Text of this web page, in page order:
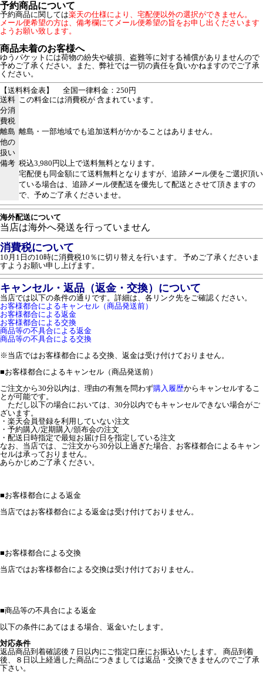
予約商品について
予約商品に関しては楽天の仕様により、宅配便以外の選択ができません。
メール便希望の方は、備考欄にてメール便希望の旨をお申し出くださいます
ようお願い致します。
商品未着のお客様へ
ゆうパケットには荷物の紛失や破損、盗難等に対する補償がありませんので
予めご了承ください。また、弊社では一切の責任を負いかねますのでご了承
ください。
【送料料金表】
全国一律料金：250円
送料
分消
費税
この料金には消費税が 含まれています。
離島
他の
扱い
離島・一部地域でも追加送料がかかることはありません。
備考 税込3,980円以上で送料無料となります。
宅配便も同金額にて送料無料となりますが、追跡メール便をご選択頂い
ている場合は、追跡メール便配送を優先して配送とさせて頂きますの
で、予めご了承くださいませ。
海外配送について
当店は海外へ発送を行っていません
消費税について
10月1日の10時に消費税10％に切り替えを行います。 予めご了承くださいま
すようお願い申し上げます。
キャンセル・返品（返金・交換）について
当店では以下の条件の通りです。詳細は、各リンク先をご確認ください。
お客様都合によるキャンセル（商品発送前）
お客様都合による返金
お客様都合による交換
商品等の不具合による返金
商品等の不具合による交換
※当店ではお客様都合による交換、返金は受け付けておりません。
■お客様都合によるキャンセル（商品発送前）
ご注文から30分以内は、理由の有無を問わず購入履歴からキャンセルするこ
とが可能です。
ただし以下の場合においては、30分以内でもキャンセルできない場合がご
ざいます。
・楽天会員登録を利用していない注文
・予約購入/定期購入/頒布会の注文
・配送日時指定で最短お届け日を指定している注文
なお、当店では、ご注文から30分以上過ぎた場合、お客様都合によるキャン
セルは承っておりません。
あらかじめご了承ください。
■お客様都合による返金
当店ではお客様都合による返金は受け付けておりません。
■お客様都合による交換
当店ではお客様都合による交換は受け付けておりません。
■商品等の不具合による返金
以下の条件にあてはまる場合、返金いたします。
対応条件
返品商品到着確認後７日以内にご指定口座にお振込いたします。 商品到着
後、８日以上経過した商品につきましては返品・交換できませんのでご了承
下さい。